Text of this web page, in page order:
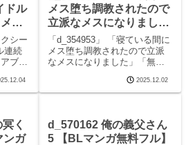
ドル
ー
】
シー
連続
ブジ
エロ
チ○
メス堕ち調教されたので
立派なメスになりました
【BLマンガ無料フル】
無明庵
「d_354953」 「寝ている間に
メス堕ち調教されたので立派
なメスになりました」「無明
サークル無明庵のエロマンガ
です。 続きを読むd_354953
れたので立派なメスになりま
したの見
2025.12.02
く
d_570162 俺の義父さん
5 【BLマンガ無料フル】